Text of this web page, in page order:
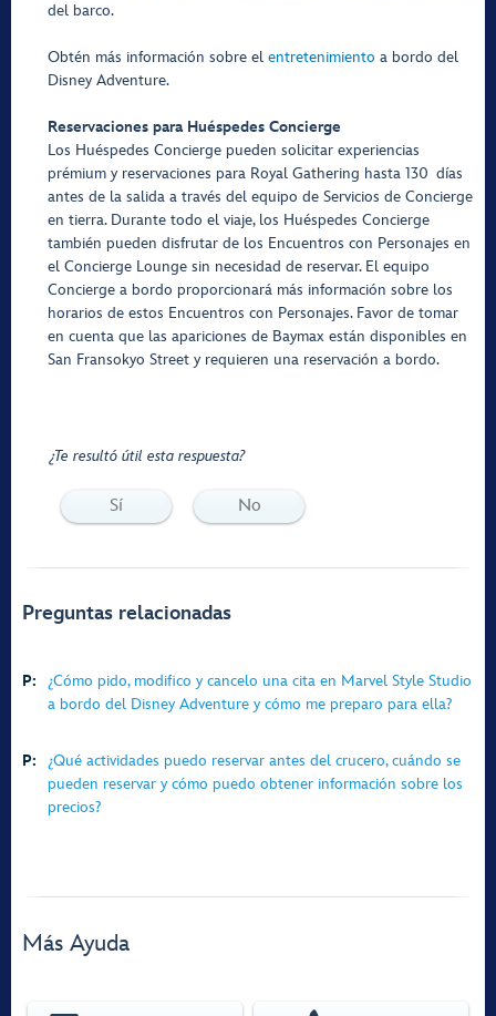
del barco.
Obtén más información sobre el entretenimiento a bordo del
Disney Adventure.
Reservaciones para Huéspedes Concierge
Los Huéspedes Concierge pueden solicitar experiencias
prémium y reservaciones para Royal Gathering hasta 130 días
antes de la salida a través del equipo de Servicios de Concierge
en tierra. Durante todo el viaje, los Huéspedes Concierge
también pueden disfrutar de los Encuentros con Personajes en
el Concierge Lounge sin necesidad de reservar. El equipo
Concierge a bordo proporcionará más información sobre los
horarios de estos Encuentros con Personajes. Favor de tomar
en cuenta que las apariciones de Baymax están disponibles en
San Fransokyo Street y requieren una reservación a bordo.
¿Te resultó útil esta respuesta?
Sí No
Preguntas relacionadas
P:
¿Cómo pido, modifico y cancelo una cita en Marvel Style Studio
a bordo del Disney Adventure y cómo me preparo para ella?
P:
¿Qué actividades puedo reservar antes del crucero, cuándo se
pueden reservar y cómo puedo obtener información sobre los
precios?
Más Ayuda